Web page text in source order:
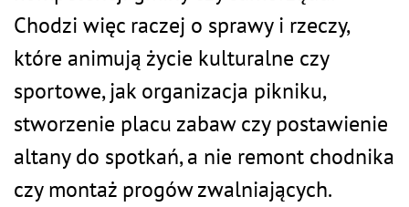
Chodzi więc raczej o sprawy i rzeczy,
które animują życie kulturalne czy
sportowe, jak organizacja pikniku,
stworzenie placu zabaw czy postawienie
altany do spotkań, a nie remont chodnika
czy montaż progów zwalniających.